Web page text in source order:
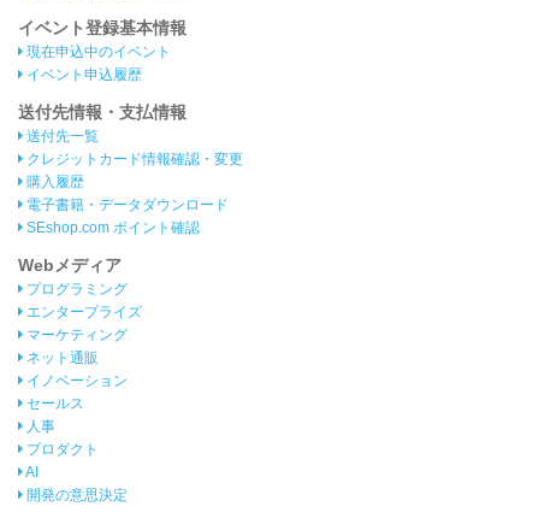
イベント登録基本情報
現在申込中のイベント
イベント申込履歴
送付先情報・支払情報
送付先一覧
クレジットカード情報確認・変更
購入履歴
電子書籍・データダウンロード
SEshop.com ポイント確認
Webメディア
プログラミング
エンタープライズ
マーケティング
ネット通販
イノベーション
セールス
人事
プロダクト
AI
開発の意思決定